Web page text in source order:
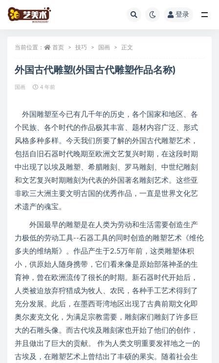
登录
当前位置： 首页 技巧 国画 正文
外国古代雕塑(外国古代雕塑作品名称)
国画 4 年前
外国雕塑至今已有几千年的历史，各个国家和地区、各
个民族、各个时代的作品极其丰富、题材内容广泛、形式
风格多种多样。今天我们所要了解的外国古代雕塑艺术，
包括自旧石器时代晚期至欧洲文艺复兴时期，在这段时期
中出现了以埃及雕塑、希腊雕刻、罗马雕刻、中世纪雕刻
和文艺复兴时期雕刻为代表的外国著名雕刻艺术。这些亚
非欧三大洲主要文明古国的优秀作品，一直是世界文化艺
术遗产的魂宝。
外国最早的雕塑是在人类为劳动和生活需要创造生产
力极低的劳动工具--石器工具的同时创造的雕塑艺术《维伦
多夫的维纳斯》。作品产生于2.5万年前，这类雕塑体积
小，供原始人随身携带，它们看来像是原始部落神圣的生
育神，曾在欧洲流传了很长的时期。新石器时代开始后，
人类被迫放弃狩猎成为牧人、农民，各种手工艺术得到了
充分发展。此后，在墨西哥湾地区出现了古典前期文化即
奥尔麦克文化，为满足宗教需要，雕刻家们雕刻了许多巨
大的石雕头像。而古代埃及雕刻家也开始了他们的创作，
并且做出了巨大的贡献。 作为人类文明重要发祥地之一的
古埃及，在雕塑艺术上曾结出了丰硕的果实。随着社会生